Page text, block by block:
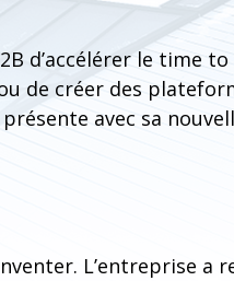
d’accélérer le time
de créer des
avec sa
L’entreprise a